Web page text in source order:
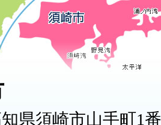
知県須崎市山手町1